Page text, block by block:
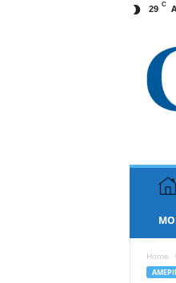
29 C
k
Home